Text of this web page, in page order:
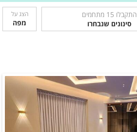
התקבלו 15 מתחמים
סינונים שנבחרו
הצג על
מפה